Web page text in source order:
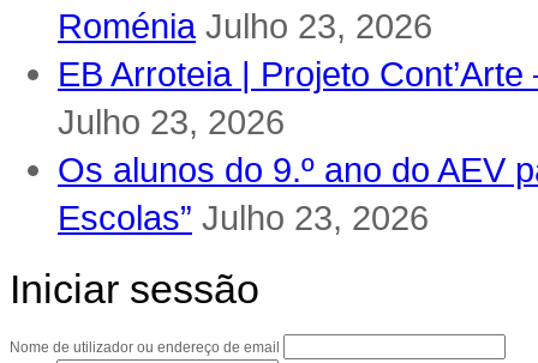
Roménia Julho 23, 2026
EB Arroteia | Projeto
Julho 23, 2026
Os alunos do 9.º ano do AEV
Escolas” Julho 23, 2026
Iniciar sessão
Nome de utilizador ou endereço de email